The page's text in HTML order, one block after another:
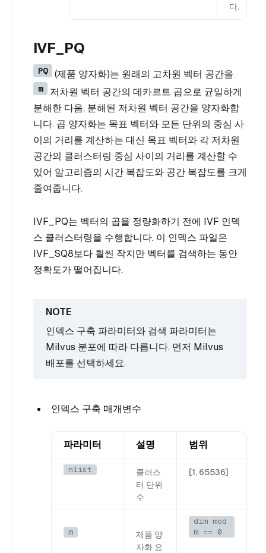
다.
IVF_PQ
PQ (제품 양자화)는 원래의 고차원 벡터 공간을
m
저차원 벡터 공간의 데카르트 곱으로 균일하게
분해한 다음, 분해된 저차원 벡터 공간을 양자화합
니다. 곱 양자화는 목표 벡터와 모든 단위의 중심 사
이의 거리를 계산하는 대신 목표 벡터와 각 저차원
공간의 클러스터링 중심 사이의 거리를 계산할 수
있어 알고리즘의 시간 복잡도와 공간 복잡도를 크게
줄여줍니다.
IVF_PQ는 벡터의 곱을 정량화하기 전에 IVF 인덱
스 클러스터링을 수행합니다. 이 인덱스 파일은
IVF_SQ8보다 훨씬 작지만 벡터를 검색하는 동안
정확도가 떨어집니다.
인덱스 구축 파라미터와 검색 파라미터는
Milvus 분포에 따라 다릅니다. 먼저 Milvus
배포를 선택하세요.
인덱스 구축 매개변수
파라미터 설명 범위
nlist
클러스
터 단위
수
[1, 65536]
m
제품 양
자화 요
dim mod
m == 0